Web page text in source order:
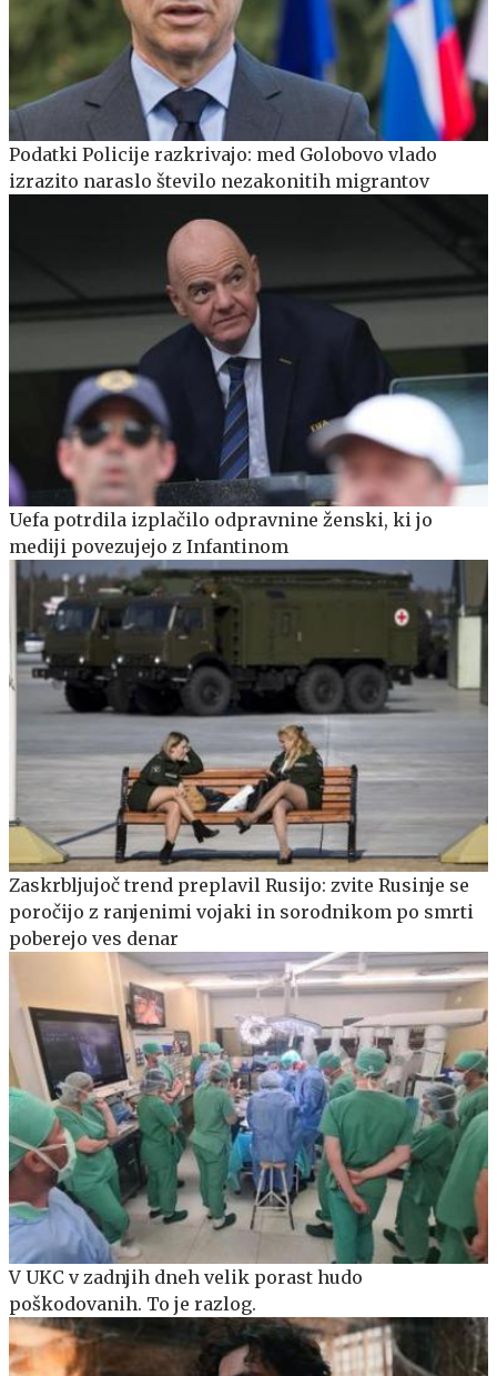
Podatki Policije razkrivajo: med Golobovo vlado
izrazito naraslo število nezakonitih migrantov
Uefa potrdila izplačilo odpravnine ženski, ki jo
mediji povezujejo z Infantinom
Zaskrbljujoč trend preplavil Rusijo: zvite Rusinje se
poročijo z ranjenimi vojaki in sorodnikom po smrti
poberejo ves denar
V UKC v zadnjih dneh velik porast hudo
poškodovanih. To je razlog.